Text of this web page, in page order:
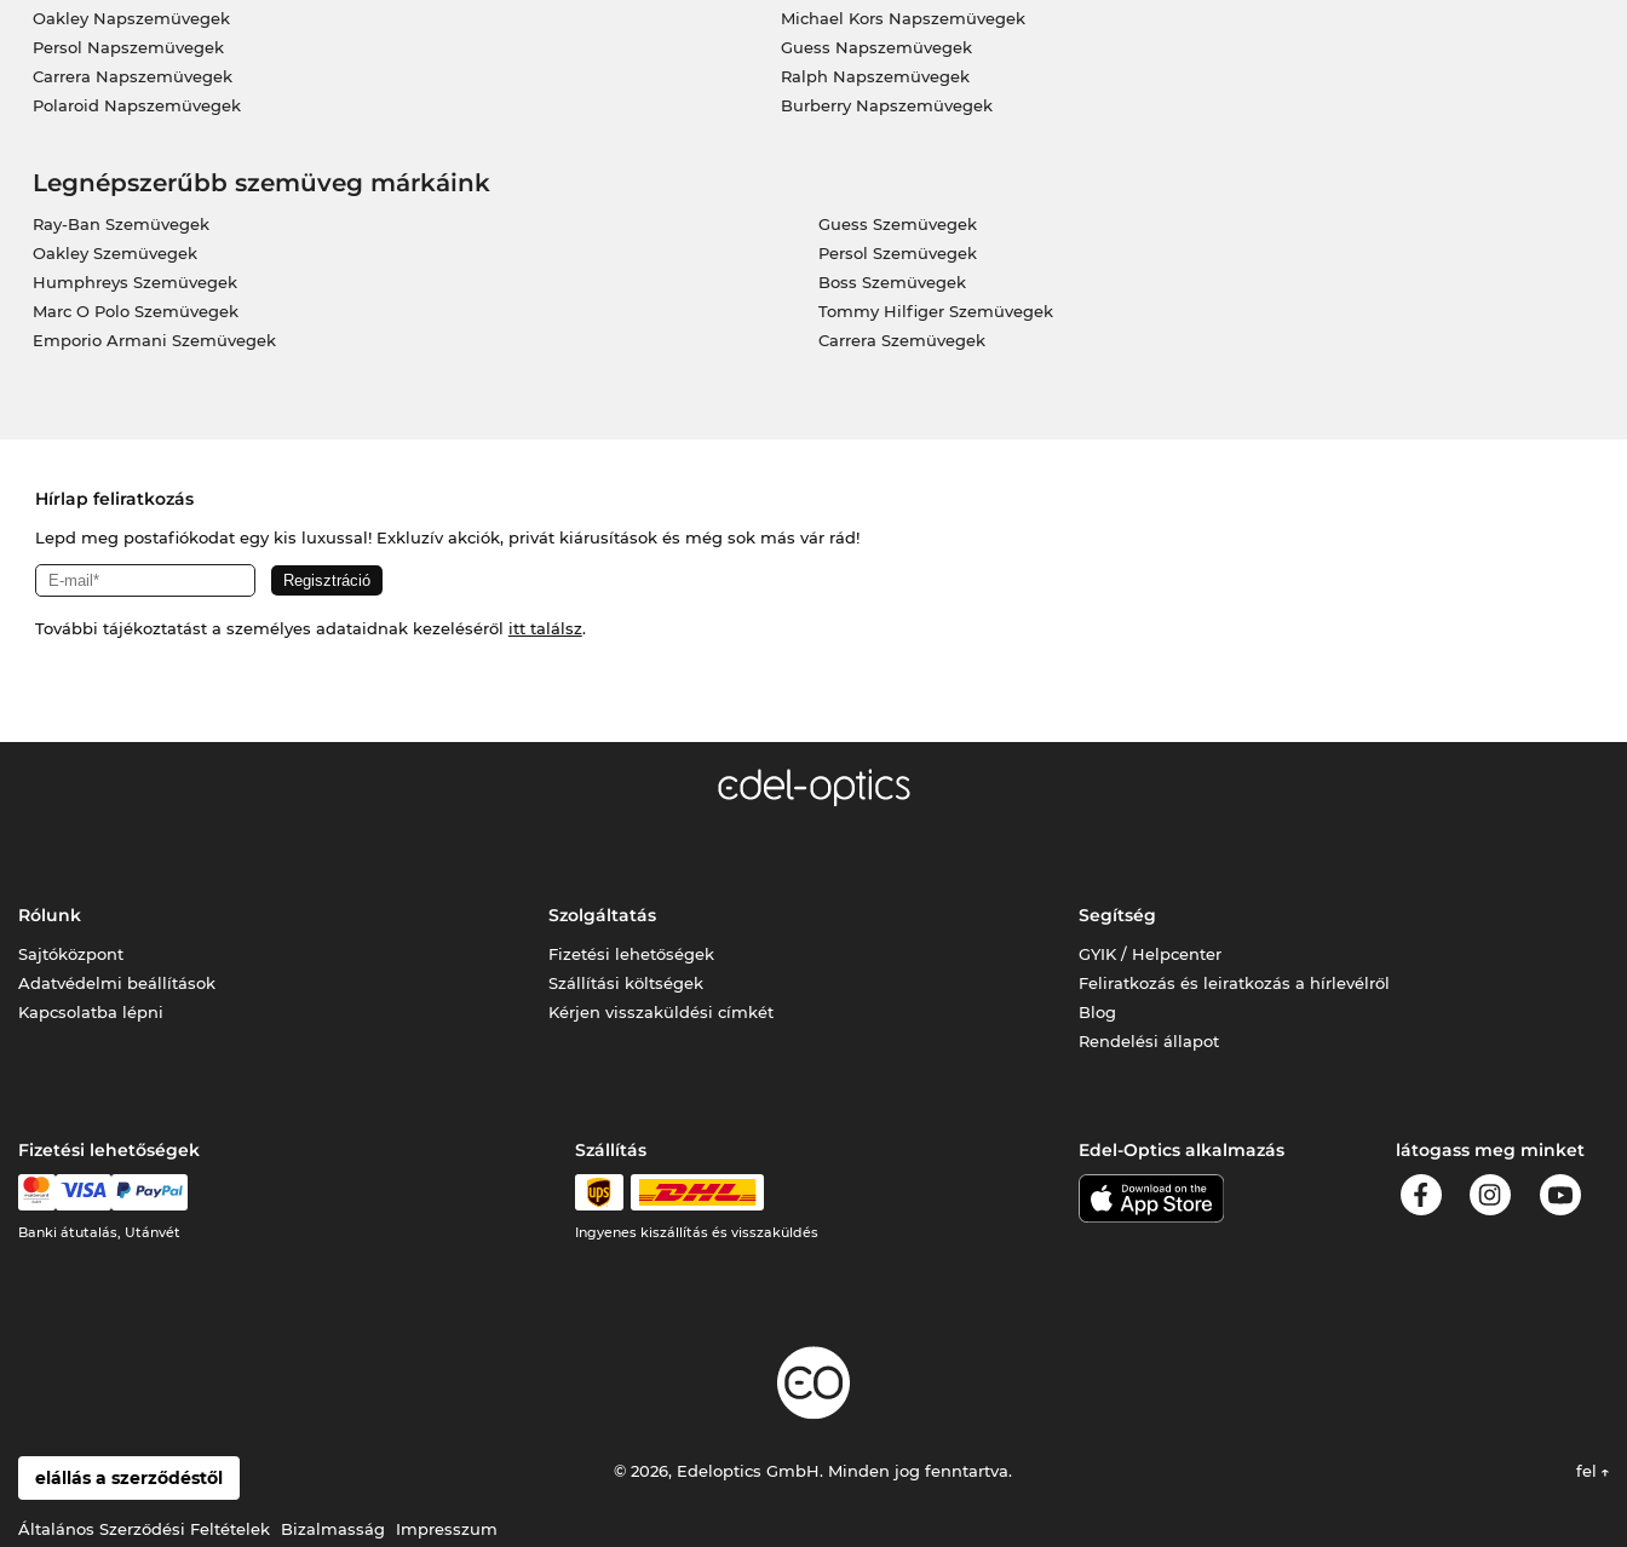
Oakley Napszemüvegek
Persol Napszemüvegek
Carrera Napszemüvegek
Polaroid Napszemüvegek
Michael Kors Napszemüvegek
Guess Napszemüvegek
Ralph Napszemüvegek
Burberry Napszemüvegek
Legnépszerűbb szemüveg márkáink
Ray-Ban Szemüvegek
Oakley Szemüvegek
Humphreys Szemüvegek
Marc O Polo Szemüvegek
Emporio Armani Szemüvegek
Guess Szemüvegek
Persol Szemüvegek
Boss Szemüvegek
Tommy Hilfiger Szemüvegek
Carrera Szemüvegek
Hírlap feliratkozás
Lepd meg postafiókodat egy kis luxussal! Exkluzív akciók, privát kiárusítások és még sok más vár rád!
További tájékoztatást a személyes adataidnak kezeléséről itt találsz.
Rólunk
Sajtóközpont
Adatvédelmi beállítások
Kapcsolatba lépni
Szolgáltatás
Fizetési lehetőségek
Szállítási költségek
Kérjen visszaküldési címkét
Segítség
GYIK / Helpcenter
Feliratkozás és leiratkozás a hírlevélről
Blog
Rendelési állapot
Fizetési lehetőségek
Banki átutalás, Utánvét
Szállítás
Ingyenes kiszállítás és visszaküldés
Edel-Optics alkalmazás látogass meg minket
elállás a szerződéstől
Általános Szerződési Feltételek Bizalmasság Impresszum
© 2026, Edeloptics GmbH. Minden jog fenntartva. fel